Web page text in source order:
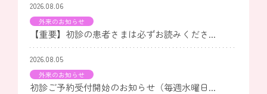
2026.08.06
外来のお知らせ
【重要】初診の患者さまは必ずお読みくださ...
2026.08.05
外来のお知らせ
初診ご予約受付開始のお知らせ（毎週水曜日...